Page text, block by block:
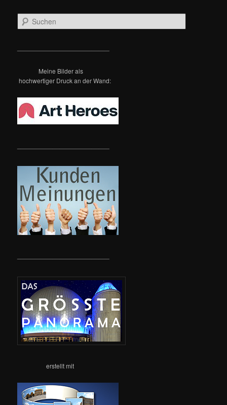
u
Meine Bilder als
hochwertiger Druck an der Wand:
erstellt mit